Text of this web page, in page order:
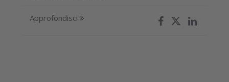
Approfondisci